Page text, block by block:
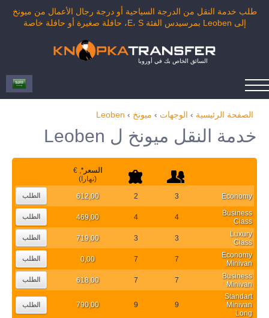
طلب خدمة النقل من الدرجة السياحية أو درجة رجال الأعمال من ميونخ
إلى Leoben بمرسيدس الفئة E، S، حافلة صغيرة أو حافلة خاصة
السائق الخاص بك في أوروبا
الصفحة الرئيسية › الوجهات › ميونخ ›
Leoben
خدمة النقل ميونخ ل Leoben
السعر *
, €
(نهارا)
Economy
3
2
612,00 الطلب
Business
Class
4
4
469,00 الطلب
Luxury
Class
3
3
719,00 الطلب
Economy
Minivan
7
7
0,00 الطلب
Business
Minivan
7
7
618,00 الطلب
Standart
Minivan
Long
9
9
790,00 الطلب